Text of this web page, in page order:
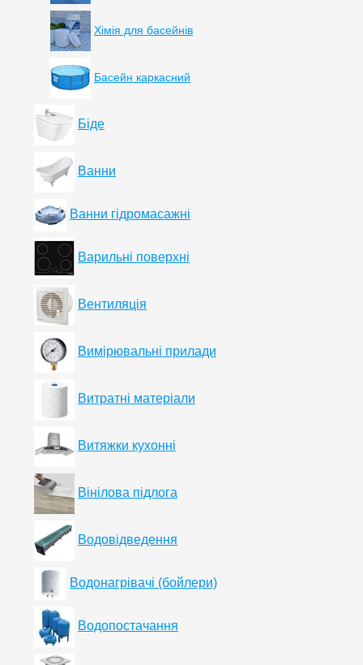
Хімія для басейнів
Басейн каркасний
Біде
Ванни
Ванни гідромасажні
Варильні поверхні
Вентиляція
Вимірювальні прилади
Витратні матеріали
Витяжки кухонні
Вінілова підлога
Водовідведення
Водонагрівачі (бойлери)
Водопостачання